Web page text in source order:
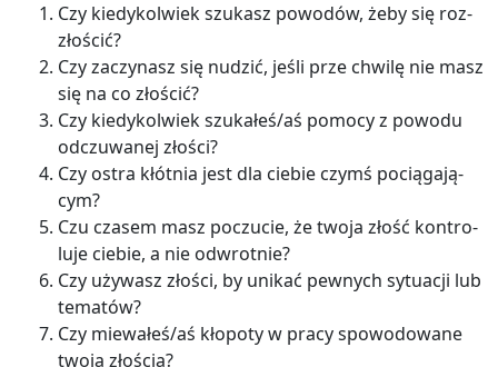
Czy kie­dy­kol­wiek szu­kasz po­wo­dów, żeby się roz­
zło­ścić?
Czy za­czy­nasz się nu­dzić, jeśli prze chwi­lę nie masz
się na co zło­ścić?
Czy kie­dy­kol­wiek szu­ka­łeś/aś po­mo­cy z po­wo­du
od­czu­wa­nej zło­ści?
Czy ostra kłót­nia jest dla cie­bie czymś po­cią­ga­ją­
cym?
Czu cza­sem masz po­czu­cie, że twoja złość kon­tro­
lu­je cie­bie, a nie od­wrot­nie?
Czy uży­wasz zło­ści, by uni­kać pew­nych sy­tu­acji lub
te­ma­tów?
Czy mie­wa­łeś/aś kło­po­ty w pracy spo­wo­do­wa­ne
twoją zło­ścią?